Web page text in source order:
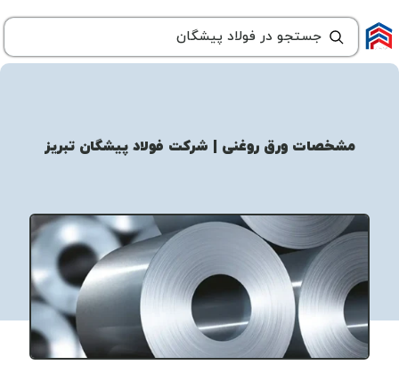
مشخصات ورق روغنی | شرکت فولاد پیشگان تبریز